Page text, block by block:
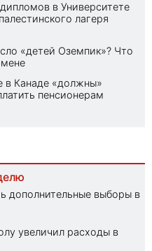
в Университете
лагеря
«детей Оземпик»? Что
Канаде «должны»
пенсионерам
дополнительные выборы в
увеличил расходы в